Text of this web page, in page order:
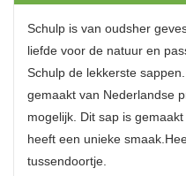
Schulp is van oudsher
liefde voor de natuur en
Schulp de lekkerste
gemaakt van Nederlandse
mogelijk. Dit sap is
heeft een unieke
tussendoortje.